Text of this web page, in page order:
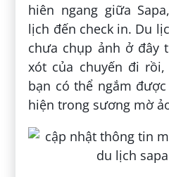
hiên ngang giữa
lịch đến check in. Du
chưa chụp ảnh ở đây
xót của chuyến đi
bạn có thể ngắm
hiện trong sương mờ